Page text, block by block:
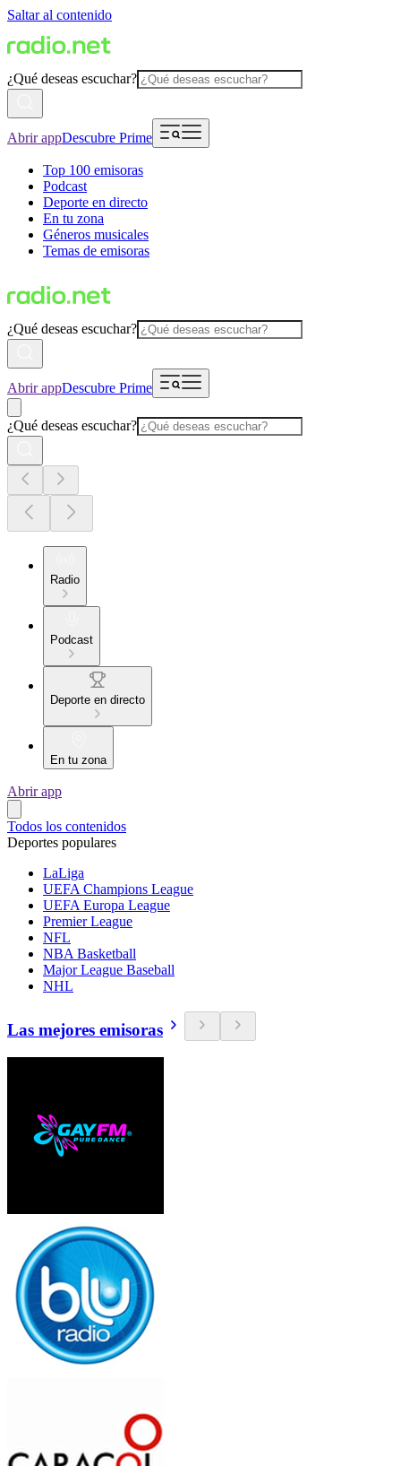
Saltar al contenido
¿Qué deseas escuchar?
Abrir appDescubre Prime
Top 100 emisoras
Podcast
Deporte en directo
En tu zona
Géneros musicales
Temas de emisoras
¿Qué deseas escuchar?
Abrir appDescubre Prime
¿Qué deseas escuchar?
Radio
Podcast
Deporte en directo
En tu zona
Abrir app
Todos los contenidos
Deportes populares
LaLiga
UEFA Champions League
UEFA Europa League
Premier League
NFL
NBA Basketball
Major League Baseball
NHL
Las mejores emisoras